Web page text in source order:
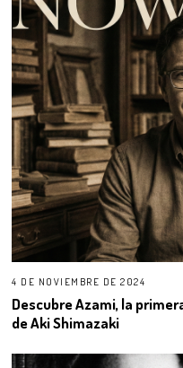
4 DE NOVIEMBRE DE 2024
Descubre Azami, la
de Aki Shimazaki